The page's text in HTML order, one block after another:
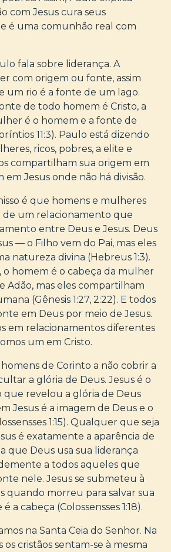
com Jesus cura seus
é uma comunhão real com
fala sobre liderança. A
com origem ou fonte, assim
um rio é a fonte de um lago.
de todo homem é Cristo, a
é o homem e a fonte de
11:3). Paulo está dizendo
ricos, pobres, a elite e
compartilham sua origem em
em Jesus onde não há divisão.
é que homens e mulheres
de um relacionamento que
entre Deus e Jesus. Deus
— o Filho vem do Pai, mas eles
natureza divina (Hebreus 1:3).
o homem é o cabeça da mulher
Adão, mas eles compartilham
(Gênesis 1:27, 2:22). E todos
em Deus por meio de Jesus.
em relacionamentos diferentes
um em Cristo.
de Corinto a não cobrir a
a glória de Deus. Jesus é o
que revelou a glória de Deus
Jesus é a imagem de Deus e o
1:15). Qualquer que seja
é exatamente a aparência de
que Deus usa sua liderança
a todos aqueles que
nele. Jesus se submeteu à
quando morreu para salvar sua
a cabeça (Colossensses 1:18).
na Santa Ceia do Senhor. Na
cristãos sentam-se à mesma